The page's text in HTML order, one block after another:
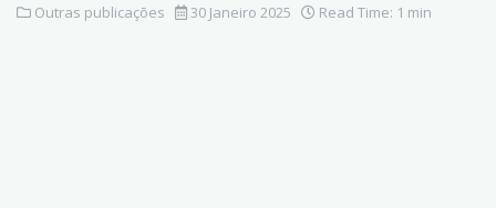
Outras publicações 30 Janeiro 2025 Read Time: 1 min